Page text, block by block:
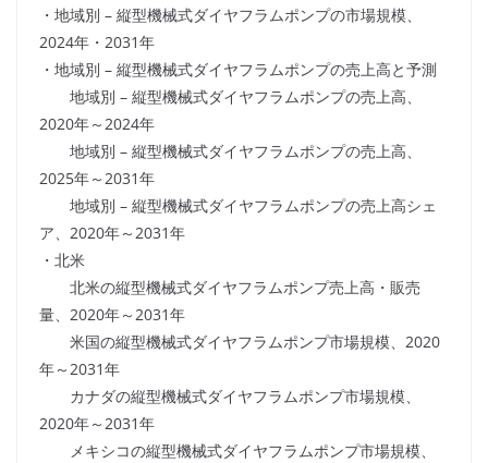
・地域別 – 縦型機械式ダイヤフラムポンプの市場規模、
2024年・2031年
・地域別 – 縦型機械式ダイヤフラムポンプの売上高と予測
地域別 – 縦型機械式ダイヤフラムポンプの売上高、
2020年～2024年
地域別 – 縦型機械式ダイヤフラムポンプの売上高、
2025年～2031年
地域別 – 縦型機械式ダイヤフラムポンプの売上高シェ
ア、2020年～2031年
・北米
北米の縦型機械式ダイヤフラムポンプ売上高・販売
量、2020年～2031年
米国の縦型機械式ダイヤフラムポンプ市場規模、2020
年～2031年
カナダの縦型機械式ダイヤフラムポンプ市場規模、
2020年～2031年
メキシコの縦型機械式ダイヤフラムポンプ市場規模、